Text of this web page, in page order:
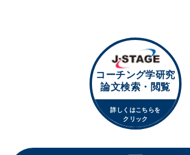
コーチング学研究
論文検索・閲覧
詳しくはこちらを
クリック